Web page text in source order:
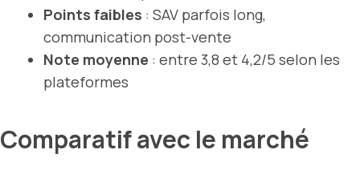
Points faibles : SAV parfois long,
communication post-vente
Note moyenne : entre 3,8 et 4,2/5 selon les
plateformes
Comparatif avec le marché